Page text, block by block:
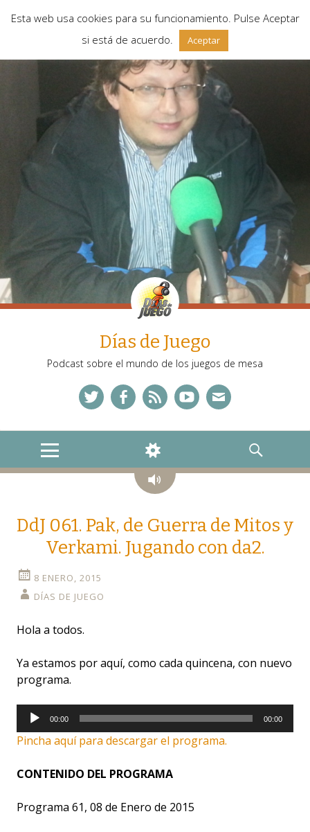
Días de Juego
Podcast sobre el mundo de los juegos de mesa
MENU
WIDGETS
SEARCH
Audio
DdJ 061. Pak, de Guerra de Mitos y
Verkami. Jugando con da2.
8 ENERO, 2015
DÍAS DE JUEGO
Hola a todos.
Ya estamos por aquí, como cada quincena, con nuevo
programa.
Reproductor
de
audio
00:00 00:00
Pincha aquí para descargar el programa.
CONTENIDO DEL PROGRAMA
Programa 61, 08 de Enero de 2015
Esta web usa cookies para su funcionamiento. Pulse Aceptar
si está de acuerdo.
Aceptar